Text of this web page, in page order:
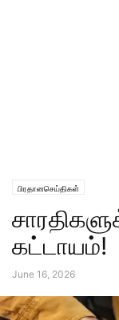
பிரதானசெய்திகள்
கட்டாயம்!
June 16, 2026